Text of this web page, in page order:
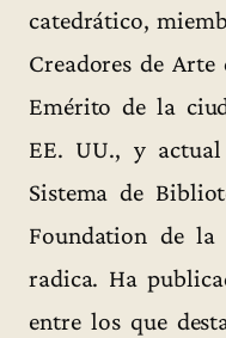
catedrático,
Creadores de
Emérito de la
EE. UU., y
Sistema de
Foundation de
radica. Ha
entre los que